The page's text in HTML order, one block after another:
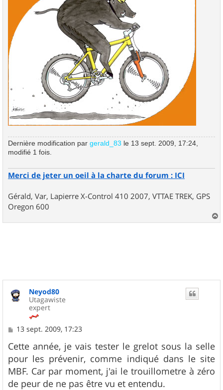
Dernière modification par gerald_83 le 13 sept. 2009, 17:24,
modifié 1 fois.
Merci de jeter un oeil à la charte du forum : ICI
Gérald, Var, Lapierre X-Control 410 2007, VTTAE TREK, GPS
Oregon 600
a
Neyod80
Utagawiste
expert
M
s
s
a
g
e
13 sept. 2009, 17:23
Cette année, je vais tester le grelot sous la selle
pour les prévenir, comme indiqué dans le site
MBF. Car par moment, j'ai le trouillometre à zéro
de peur de ne pas être vu et entendu.